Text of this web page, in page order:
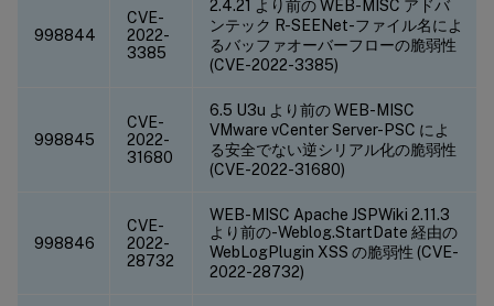
998844
CVE-
2022-
3385
2.4.21 より前の WEB-MISC アドバ
ンテック R-SEENet-ファイル名によ
るバッファオーバーフローの脆弱性
(CVE-2022-3385)
998845
CVE-
2022-
31680
6.5 U3u より前の WEB-MISC
VMware vCenter Server-PSC によ
る安全でない逆シリアル化の脆弱性
(CVE-2022-31680)
998846
CVE-
2022-
28732
WEB-MISC Apache JSPWiki 2.11.3
より前の-Weblog.StartDate 経由の
WebLogPlugin XSS の脆弱性 (CVE-
2022-28732)